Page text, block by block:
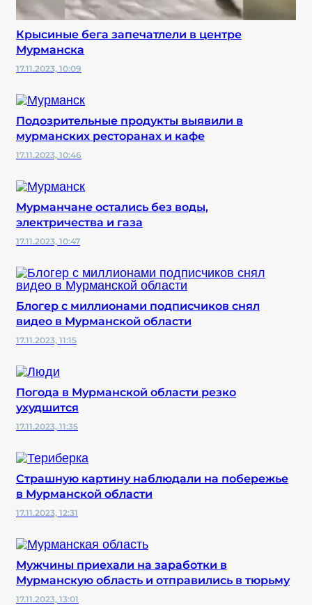
Крысиные бега запечатлели в центре
Мурманска
17.11.2023, 10:09
Подозрительные продукты выявили в
мурманских ресторанах и кафе
17.11.2023, 10:46
Мурманчане остались без воды,
электричества и газа
17.11.2023, 10:47
Блогер с миллионами подписчиков снял
видео в Мурманской области
17.11.2023, 11:15
Погода в Мурманской области резко
ухудшится
17.11.2023, 11:35
Страшную картину наблюдали на побережье
в Мурманской области
17.11.2023, 12:31
Мужчины приехали на заработки в
Мурманскую область и отправились в тюрьму
17.11.2023, 13:01